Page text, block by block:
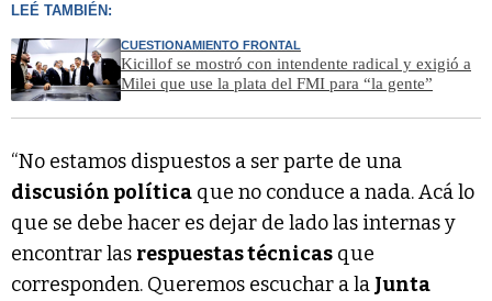
LEÉ TAMBIÉN:
CUESTIONAMIENTO FRONTAL
Kicillof se mostró con intendente radical y exigió a
Milei que use la plata del FMI para “la gente”
“No estamos dispuestos a ser parte de una
discusión política que no conduce a nada. Acá lo
que se debe hacer es dejar de lado las internas y
encontrar las respuestas técnicas que
corresponden. Queremos escuchar a la Junta